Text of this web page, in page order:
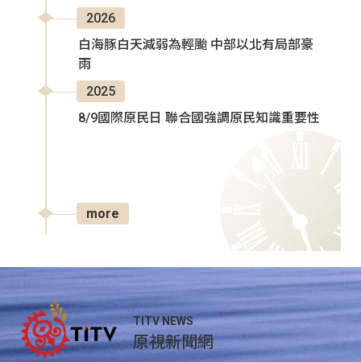
2026
白海豚白天減弱為輕颱 中部以北有局部豪
雨
2025
8/9國際原民日 聯合國強調原民知識重要性
more
TITV NEWS
原視新聞網